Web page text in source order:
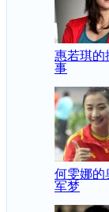
惠若琪的
事
何雯娜的
军梦